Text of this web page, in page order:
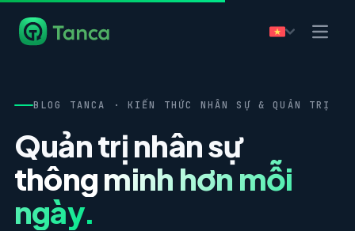
BLOG TANCA · KIẾN THỨC NHÂN SỰ & QUẢN TRỊ
Quản trị nhân sự
thông minh hơn mỗi
ngày.